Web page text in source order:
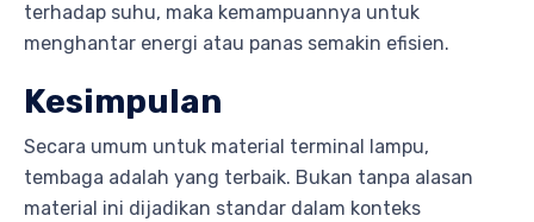
terhadap suhu, maka kemampuannya untuk
menghantar energi atau panas semakin efisien.
Kesimpulan
Secara umum untuk material terminal lampu,
tembaga adalah yang terbaik. Bukan tanpa alasan
material ini dijadikan standar dalam konteks